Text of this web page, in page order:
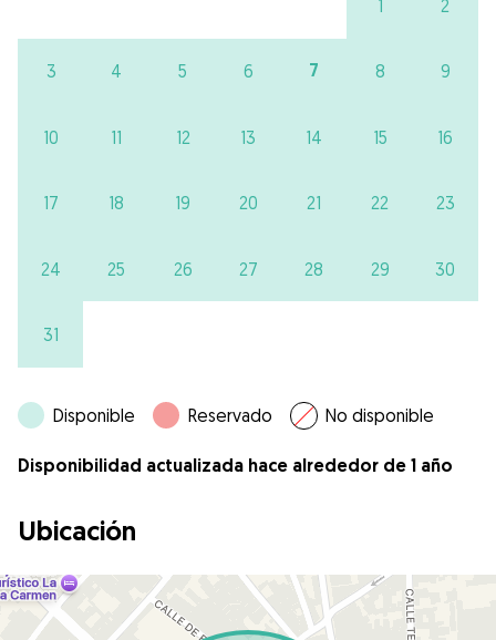
1 2
3 4 5 6 7 8 9
10 11 12 13 14 15 16
17 18 19 20 21 22 23
24 25 26 27 28 29 30
31
Disponible Reservado No disponible
Disponibilidad actualizada hace alrededor de 1 año
Ubicación